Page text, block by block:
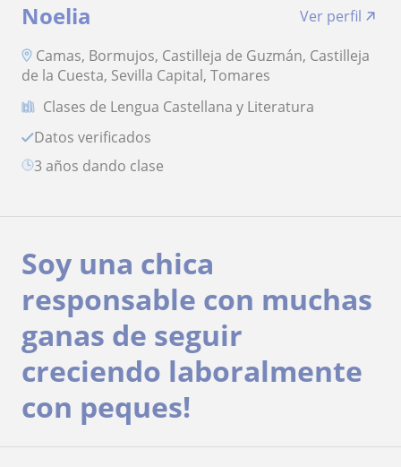
Noelia
Ver perfil
Camas, Bormujos, Castilleja de Guzmán, Castilleja
de la Cuesta, Sevilla Capital, Tomares
Clases de Lengua Castellana y Literatura
Datos verificados
3 años dando clase
Soy una chica
responsable con muchas
ganas de seguir
creciendo laboralmente
con peques!